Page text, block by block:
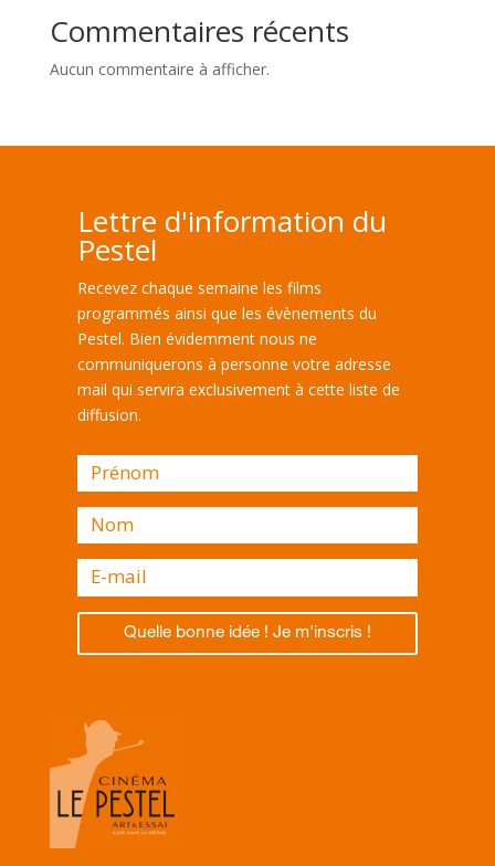
Commentaires récents
Aucun commentaire à afficher.
Lettre d'information du
Pestel
Recevez chaque semaine les films
programmés ainsi que les évènements du
Pestel. Bien évidemment nous ne
communiquerons à personne votre adresse
mail qui servira exclusivement à cette liste de
diffusion.
Quelle bonne idée ! Je m'inscris !